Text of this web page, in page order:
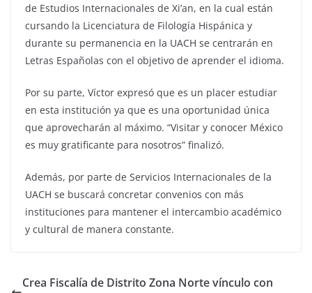
de Estudios Internacionales de Xi’an, en la cual están
cursando la Licenciatura de Filología Hispánica y
durante su permanencia en la UACH se centrarán en
Letras Españolas con el objetivo de aprender el idioma.
Por su parte, Víctor expresó que es un placer estudiar
en esta institución ya que es una oportunidad única
que aprovecharán al máximo. “Visitar y conocer México
es muy gratificante para nosotros” finalizó.
Además, por parte de Servicios Internacionales de la
UACH se buscará concretar convenios con más
instituciones para mantener el intercambio académico
y cultural de manera constante.
Crea Fiscalía de Distrito Zona Norte vínculo con